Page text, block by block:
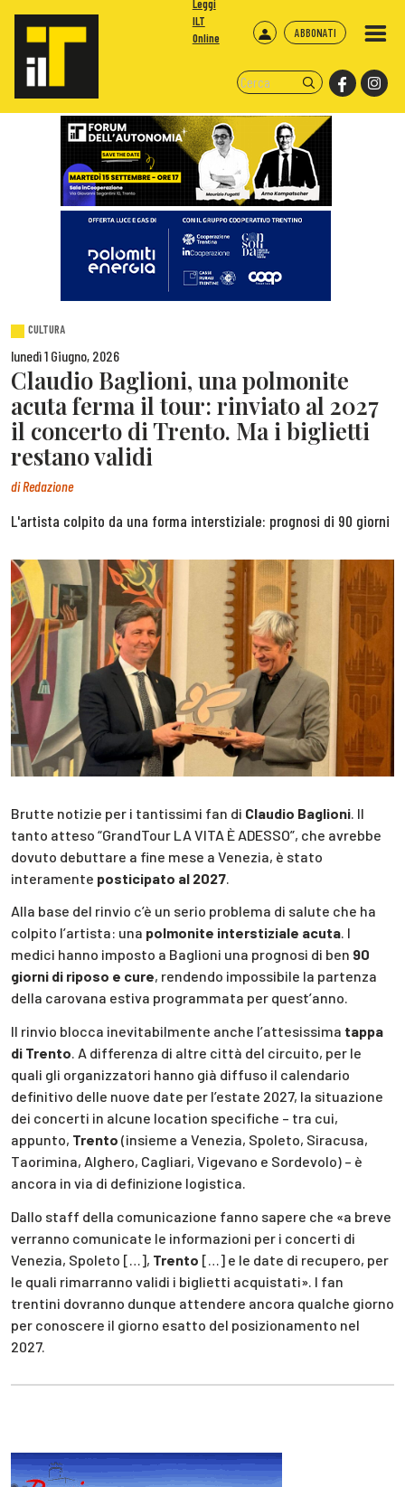
ABBONATI
Leggi
ILT
Online
CULTURA
lunedì 1 Giugno, 2026
Claudio Baglioni, una polmonite
acuta ferma il tour: rinviato al 2027
il concerto di Trento. Ma i biglietti
restano validi
diRedazione
L'artista colpito da una forma interstiziale: prognosi di 90 giorni
Brutte notizie per i tantissimi fan di Claudio Baglioni . Il
tanto atteso “GrandTour LA VITA È ADESSO”, che avrebbe
dovuto debuttare a fine mese a Venezia, è stato
interamente posticipato al 2027
Alla base del rinvio c’è un serio problema di salute che ha
colpito l’artista: una polmonite interstiziale acuta. I
medici hanno imposto a Baglioni una prognosi di ben 90
giorni di riposo e cure, rendendo impossibile la partenza
della carovana estiva programmata per quest’anno.
Il rinvio blocca inevitabilmente anche l’attesissima tappa
di Trento. A differenza di altre città del circuito, per le
quali gli organizzatori hanno già diffuso il calendario
definitivo delle nuove date per l’estate 2027, la situazione
dei concerti in alcune location specifiche – tra cui,
appunto, Trento (insieme a Venezia, Spoleto, Siracusa,
Taorimina, Alghero, Cagliari, Vigevano e Sordevolo) – è
ancora in via di definizione logistica.
Dallo staff della comunicazione fanno sapere che «a breve
verranno comunicate le informazioni per i concerti di
Venezia, Spoleto […], Trento […] e le date di recupero, per
le quali rimarranno validi i biglietti acquistati». I fan
trentini dovranno dunque attendere ancora qualche giorno
per conoscere il giorno esatto del posizionamento nel
2027.